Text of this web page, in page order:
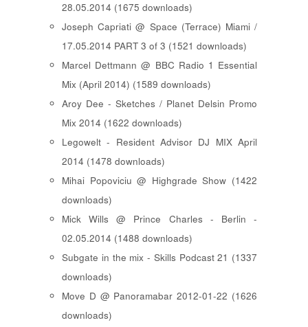
28.05.2014 (1675 downloads)
Joseph Capriati @ Space (Terrace) Miami /
17.05.2014 PART 3 of 3 (1521 downloads)
Marcel Dettmann @ BBC Radio 1 Essential
Mix (April 2014) (1589 downloads)
Aroy Dee - Sketches / Planet Delsin Promo
Mix 2014 (1622 downloads)
Legowelt - Resident Advisor DJ MIX April
2014 (1478 downloads)
Mihai Popoviciu @ Highgrade Show (1422
downloads)
Mick Wills @ Prince Charles - Berlin -
02.05.2014 (1488 downloads)
Subgate in the mix - Skills Podcast 21 (1337
downloads)
Move D @ Panoramabar 2012-01-22 (1626
downloads)